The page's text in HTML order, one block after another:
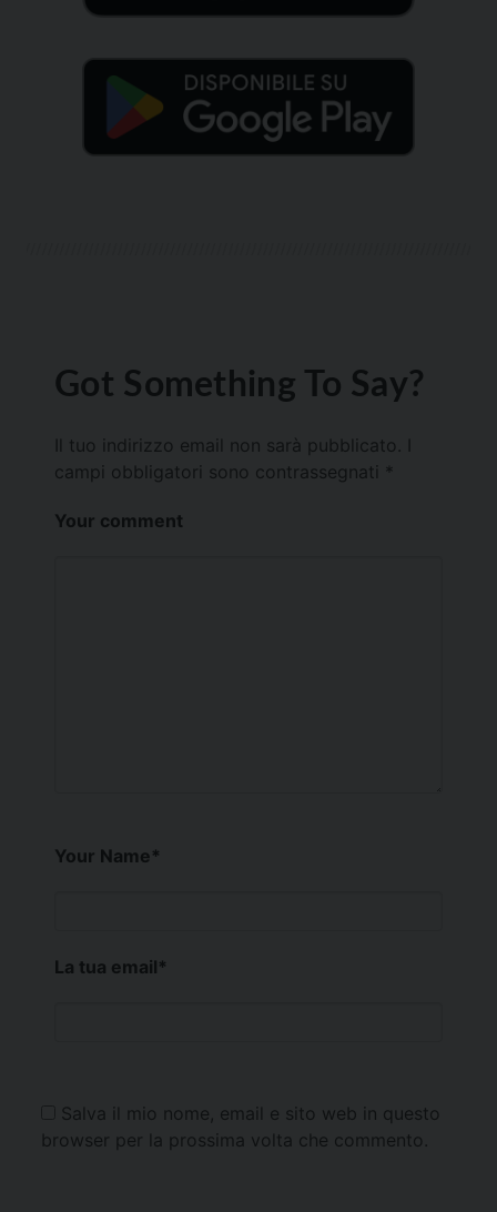
Got Something To Say?
Il tuo indirizzo email non sarà pubblicato.
campi obbligatori sono contrassegnati *
Your comment
Your Name*
La tua email*
Salva il mio nome, email e sito web in questo
browser per la prossima volta che commento.